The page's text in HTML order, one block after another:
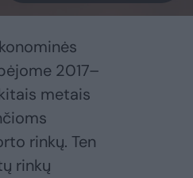
2017–
metais
rinkų. Ten
rinkų